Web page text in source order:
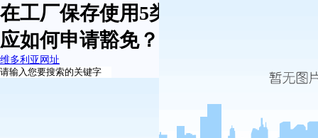
在工厂保存使用5类安全核辐射源，
应如何申请豁免？-维多利亚网址
维多利亚网址